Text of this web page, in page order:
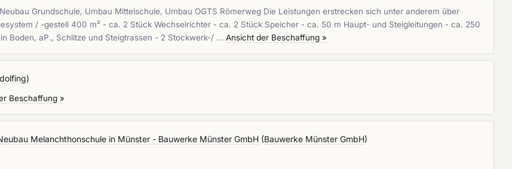
Grundschule, Umbau Mittelschule, Umbau OGTS Römerweg Die Leistungen erstrecken sich unter anderem über
/ -gestell 400 m² - ca. 2 Stück Wechselrichter - ca. 2 Stück Speicher - ca. 50 m Haupt- und Steigleitungen - ca. 250
Boden, aP., Schlitze und Steigtrassen - 2 Stockwerk-/ … Ansicht der Beschaffung »
)
Beschaffung »
Melanchthonschule in Münster - Bauwerke Münster GmbH (Bauwerke Münster GmbH)